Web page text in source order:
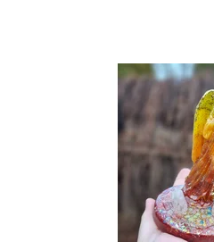
Vyprodáno
10430